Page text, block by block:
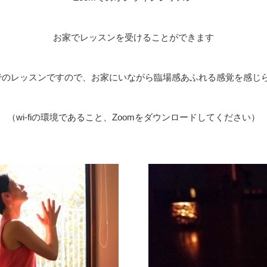
お家でレッスンを受けることができます
レッスンですので、お家にいながら臨場感あふれる感覚を感じ
（wi-fiの環境であること、Zoomをダウンロードしてください）